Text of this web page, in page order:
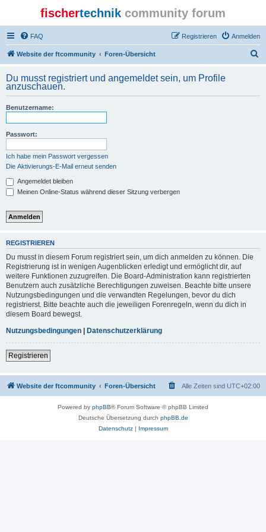
fischertechnik community forum
FAQ Anmelden
Registrieren
Website der ftcommunity Foren-Übersicht
h
Du musst registriert und angemeldet sein, um Profile
anzuschauen.
Benutzername:
Passwort:
Ich habe mein Passwort vergessen
Die Aktivierungs-E-Mail erneut senden
Angemeldet bleiben
Meinen Online-Status während dieser Sitzung verbergen
REGISTRIEREN
Du musst in diesem Forum registriert sein, um dich anmelden zu können. Die
Registrierung ist in wenigen Augenblicken erledigt und ermöglicht dir, auf
weitere Funktionen zuzugreifen. Die Board-Administration kann registrierten
Benutzern auch zusätzliche Berechtigungen zuweisen. Beachte bitte unsere
Nutzungsbedingungen und die verwandten Regelungen, bevor du dich
registrierst. Bitte beachte auch die jeweiligen Forenregeln, wenn du dich in
diesem Board bewegst.
Nutzungsbedingungen | Datenschutzerklärung
Registrieren
Website der ftcommunity Foren-Übersicht Alle Zeiten sind UTC+02:00
Powered by phpBB® Forum Software © phpBB Limited
Deutsche Übersetzung durch phpBB.de
Datenschutz| Impressum